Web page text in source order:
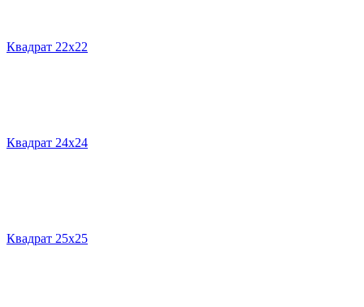
Квадрат 22х22
Квадрат 24х24
Квадрат 25х25